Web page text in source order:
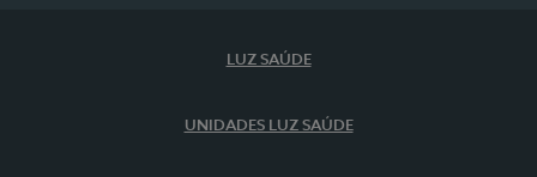
LUZ SAÚDE
UNIDADES LUZ SAÚDE